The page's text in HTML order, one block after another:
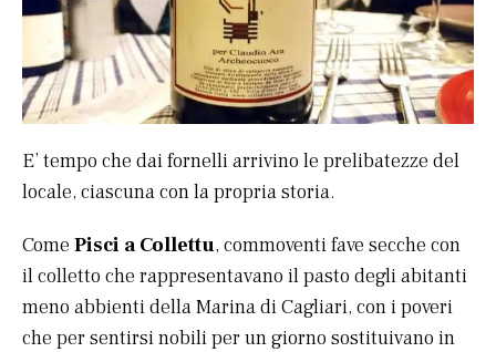
E’ tempo che dai fornelli arrivino le prelibatezze del
locale, ciascuna con la propria storia.
Come Pisci a Collettu, commoventi fave secche con
il colletto che rappresentavano il pasto degli abitanti
meno abbienti della Marina di Cagliari, con i poveri
che per sentirsi nobili per un giorno sostituivano in